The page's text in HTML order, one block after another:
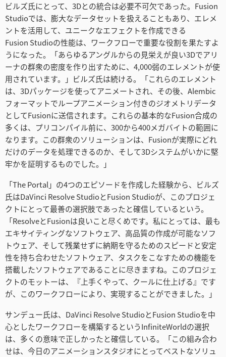
ビルズ氏にとって、3Dとの統合は必要不可欠であった。Fusion
Studioでは、膨大なデータセットを扱えることもあり、エレメ
ントを活用して、ユニークなエフェクトを作成できる
Fusion Studioの性能は、ワークフローで重要な役割を果たすよ
うになった。「あらゆるアングルからの見栄えが良い3Dでアリ
ーナの群衆の密度を作り出すために、4,000弱のエレメントが使
用されています。」ビルズ氏は続ける。「これらのエレメント
は、3Dパッケージを使ってアニメートされ、その後、Alembic
フォーマットでループアニメーション付きのジオメトリデータ
としてFusionに送信されます。これらの基本的なFusion合成の
多くは、プリコンパイル前に、300から400メガバイトの範囲に
なります。この群衆のソリューションは、Fusionが実際にどれ
だけのデータを処理できるのか、そして3Dシステムがいかに堅
牢かを証明するものでした。」
「The Portal」の4つのエピソードを作成した経験から、ビルズ
氏はDaVinci Resolve StudioとFusion Studioが、このプロジェ
クトにとって最善の選択肢であったと確信しているという。
「ResolveとFusionは良いこと尽くめです。私にとっては、最も
エキサイティングなソフトウェア、高品質の作成が可能なソフ
トウェア、そして残業せずに納期を守るためのスピードと安定
性を持ち合わせたソフトウェア、タスクをこなすための機能を
搭載したソフトウェアであることに尽きますね。このプロジェ
クトのモットーは、『上手くやって、クールに仕上げる』です
が、このワークフローにより、実現することができました。」
サンデュー氏は、DaVinci Resolve StudioとFusion Studioを中
心としたワークフローを構築するというInfiniteWorldの選択
は、多くの意味で正しかったと確信している。「この組み合わ
せは、今日のアニメーションスタジオにとってベストなソリュ